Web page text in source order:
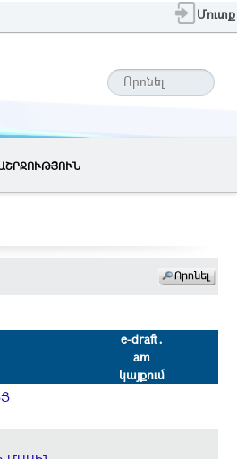
Մուտք
e-draft․
am
կայքում